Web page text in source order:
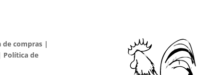
de compras |
Política de